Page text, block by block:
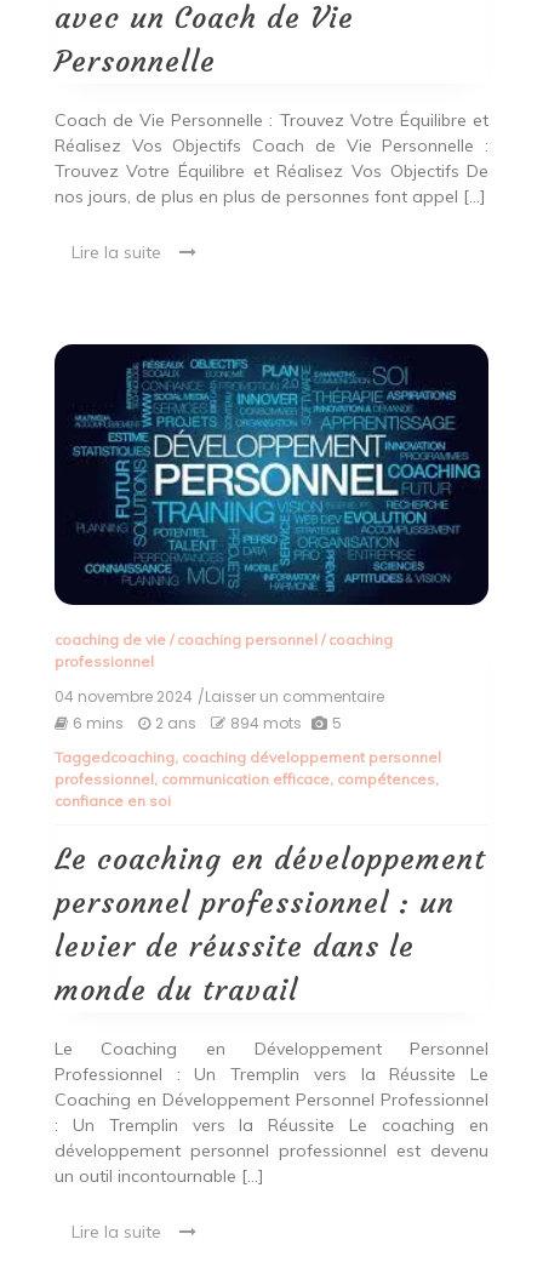
avec un Coach de Vie
Personnelle
Coach de Vie Personnelle : Trouvez Votre Équilibre et
Réalisez Vos Objectifs Coach de Vie Personnelle :
Trouvez Votre Équilibre et Réalisez Vos Objectifs De
nos jours, de plus en plus de personnes font appel […]
Lire la suite
coaching de vie/ coaching personnel/ coaching
professionnel
04 novembre 2024 /Laisser un commentaireon
en
développement
un
levier
de
réussite
dans
travail
6 mins 2 ans 894 mots 5
Taggedcoaching, coaching développement personnel
professionnel, communication efficace, compétences,
confiance en soi
Le coaching en développement
personnel professionnel : un
levier de réussite dans le
monde du travail
Le Coaching en Développement Personnel
Professionnel : Un Tremplin vers la Réussite Le
Coaching en Développement Personnel Professionnel
: Un Tremplin vers la Réussite Le coaching en
développement personnel professionnel est devenu
un outil incontournable […]
Lire la suite